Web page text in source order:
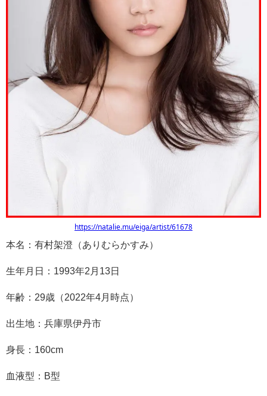
https://natalie.mu/eiga/artist/61678
本名：有村架澄（ありむらかすみ）
生年月日：1993年2月13日
年齢：29歳（2022年4月時点）
出生地：兵庫県伊丹市
身長：160cm
血液型：B型